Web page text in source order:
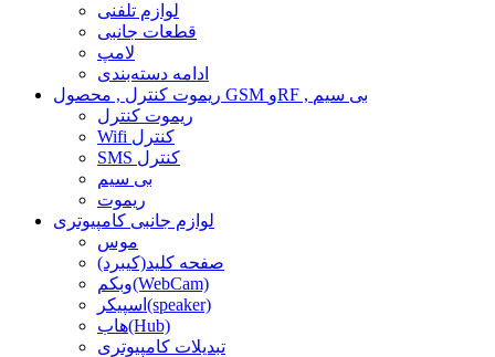
لوازم تلفنی
قطعات جانبی
لامپ
ادامه دسته‌بندی
ریموت کنترل , محصول GSM وRF , بی سیم
ریموت کنترل
Wifi کنترل
SMS کنترل
بی سیم
ریموت
لوازم جانبی کامپیوتری
موس
صفحه کلید(کیبرد)
وبکم(WebCam)
اسپیکر(speaker)
هاب(Hub)
تبدیلات کامپیوتری